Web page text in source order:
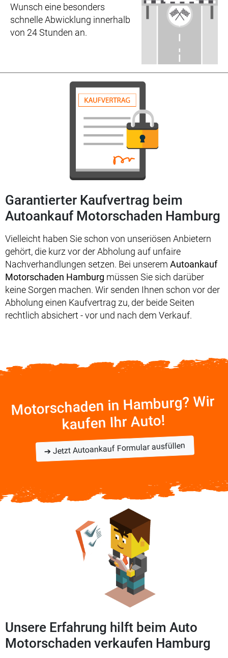
Wunsch eine besonders
schnelle Abwicklung innerhalb
von 24 Stunden an.
Garantierter Kaufvertrag beim
Autoankauf Motorschaden Hamburg
Vielleicht haben Sie schon von unseriösen Anbietern
gehört, die kurz vor der Abholung auf unfaire
Nachverhandlungen setzen. Bei unserem Autoankauf
Motorschaden Hamburg müssen Sie sich darüber
keine Sorgen machen. Wir senden Ihnen schon vor der
Abholung einen Kaufvertrag zu, der beide Seiten
rechtlich absichert - vor und nach dem Verkauf.
Motorschaden in Hamburg? Wir
kaufen Ihr Auto!
➔ Jetzt Autoankauf Formular ausfüllen
Unsere Erfahrung hilft beim Auto
Motorschaden verkaufen Hamburg